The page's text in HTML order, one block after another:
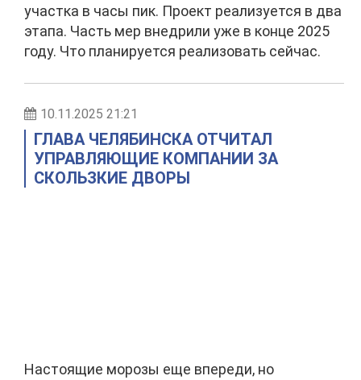
участка в часы пик. Проект реализуется в два
этапа. Часть мер внедрили уже в конце 2025
году. Что планируется реализовать сейчас.
10.11.2025 21:21
ГЛАВА ЧЕЛЯБИНСКА ОТЧИТАЛ
УПРАВЛЯЮЩИЕ КОМПАНИИ ЗА
СКОЛЬЗКИЕ ДВОРЫ
Настоящие морозы еще впереди, но